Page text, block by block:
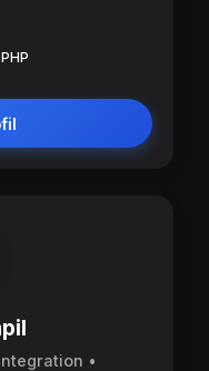
PHP
•